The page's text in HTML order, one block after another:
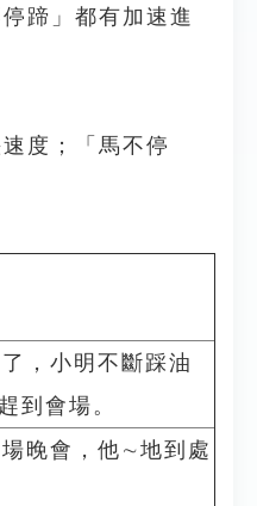
蹄」都有加速進
度；「馬不停
，小明不斷踩油
到會場。
晚會，他∼地到處